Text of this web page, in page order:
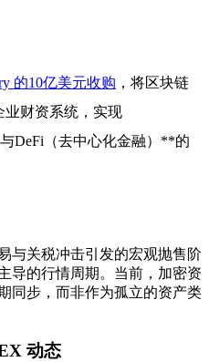
的10亿美元收购 ，将区块链
业财资系统，实现
DeFi（去中心化金融）**的
与关税冲击引发的宏观抛售阶
导的行情周期。当前，加密资
同步 ，而非作为孤立的资产类
动态